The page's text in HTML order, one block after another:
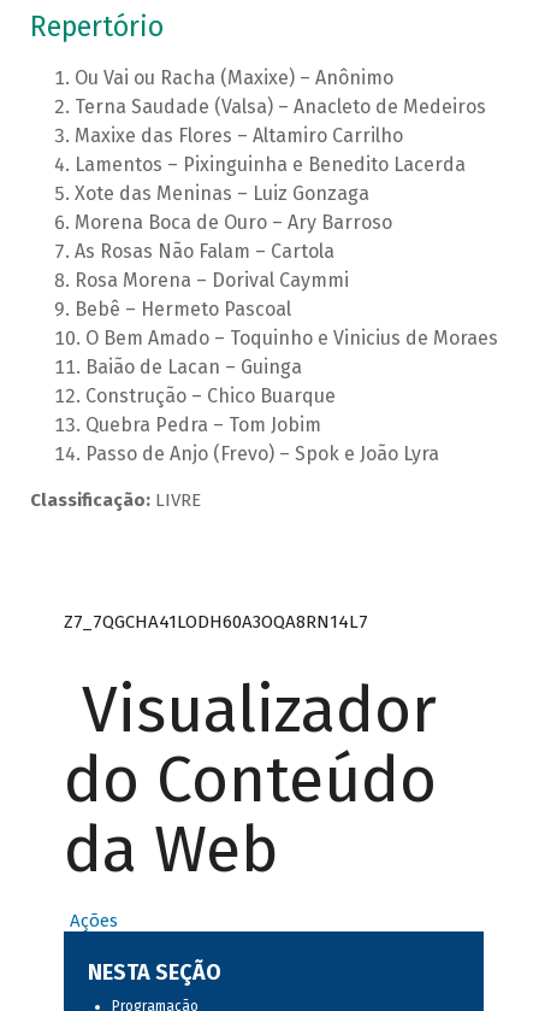
Repertório
Ou Vai ou Racha (Maxixe) – Anônimo
Terna Saudade (Valsa) – Anacleto de Medeiros
Maxixe das Flores – Altamiro Carrilho
Lamentos – Pixinguinha e Benedito Lacerda
Xote das Meninas – Luiz Gonzaga
Morena Boca de Ouro – Ary Barroso
As Rosas Não Falam – Cartola
Rosa Morena – Dorival Caymmi
Bebê – Hermeto Pascoal
O Bem Amado – Toquinho e Vinicius de Moraes
Baião de Lacan – Guinga
Construção – Chico Buarque
Quebra Pedra – Tom Jobim
Passo de Anjo (Frevo) – Spok e João Lyra
Classificação:LIVRE
Z7_7QGCHA41LODH60A3OQA8RN14L7
Visualizador
do Conteúdo
da Web
Ações
NESTA SEÇÃO
Programação